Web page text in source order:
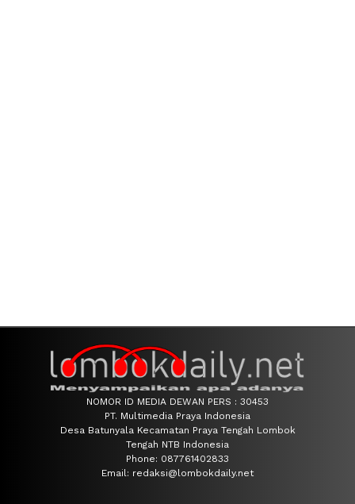
NOMOR ID MEDIA DEWAN PERS : 30453
PT. Multimedia Praya Indonesia
Desa Batunyala Kecamatan Praya Tengah Lombok
Tengah NTB Indonesia
Phone: 087761402833
Email: redaksi@lombokdaily.net